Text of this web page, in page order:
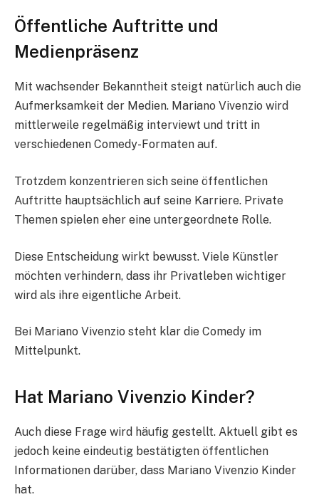
Öffentliche Auftritte und
Medienpräsenz
Mit wachsender Bekanntheit steigt natürlich auch die
Aufmerksamkeit der Medien. Mariano Vivenzio wird
mittlerweile regelmäßig interviewt und tritt in
verschiedenen Comedy-Formaten auf.
Trotzdem konzentrieren sich seine öffentlichen
Auftritte hauptsächlich auf seine Karriere. Private
Themen spielen eher eine untergeordnete Rolle.
Diese Entscheidung wirkt bewusst. Viele Künstler
möchten verhindern, dass ihr Privatleben wichtiger
wird als ihre eigentliche Arbeit.
Bei Mariano Vivenzio steht klar die Comedy im
Mittelpunkt.
Hat Mariano Vivenzio Kinder?
Auch diese Frage wird häufig gestellt. Aktuell gibt es
jedoch keine eindeutig bestätigten öffentlichen
Informationen darüber, dass Mariano Vivenzio Kinder
hat.